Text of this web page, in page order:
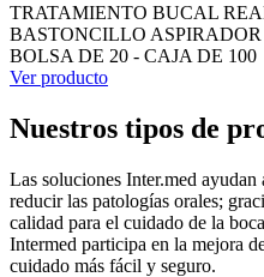
TRATAMIENTO BUCAL
BASTONCILLO
BOLSA DE 20 - CAJA DE 100
Ver producto
Nuestros tipos de
Las soluciones Inter.med
reducir las patologías orales;
calidad para el cuidado de la
Intermed participa en la mejora
cuidado más fácil y seguro.